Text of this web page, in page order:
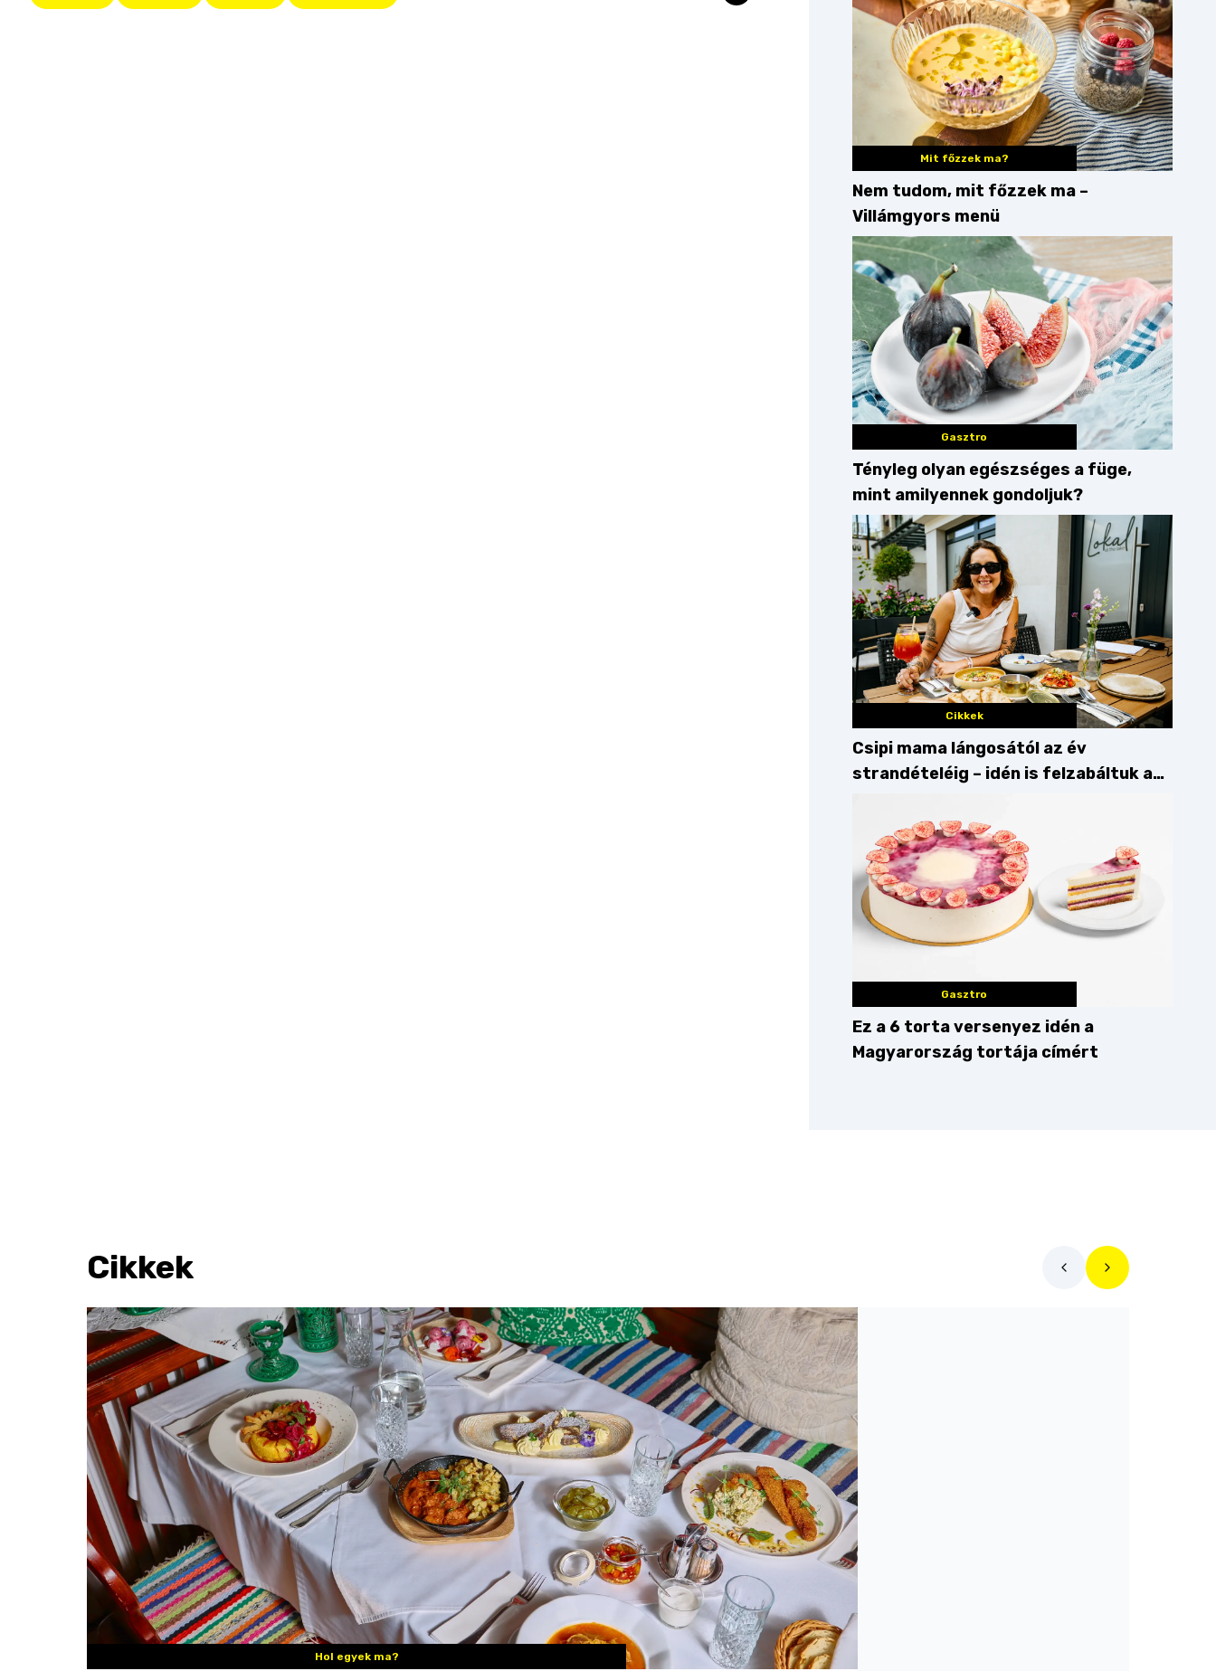
Mit főzzek ma?
Nem tudom, mit főzzek ma –
Villámgyors menü
Gasztro
Tényleg olyan egészséges a füge,
mint amilyennek gondoljuk?
Cikkek
Csipi mama lángosától az év
strandételéig – idén is felzabáltuk a
Gasztro
Ez a 6 torta versenyez idén a
Magyarország tortája címért
Cikkek
Hol egyek ma?